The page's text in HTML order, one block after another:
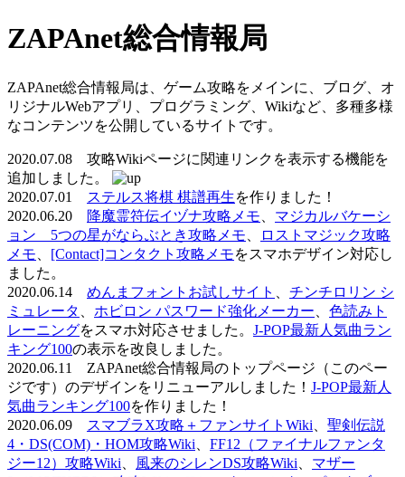
ZAPAnet総合情報局
ZAPAnet総合情報局は、ゲーム攻略をメインに、ブログ、オ
リジナルWebアプリ、プログラミング、Wikiなど、多種多様
なコンテンツを公開しているサイトです。
2020.07.08 攻略Wikiページに関連リンクを表示する機能を
追加しました。
2020.07.01
ステルス将棋 棋譜再生を作りました！
2020.06.20
降魔霊符伝イヅナ攻略メモ
マジカルバケーシ
ョン 5つの星がならぶとき攻略メモ
ロストマジック攻略
メモ
[Contact]コンタクト攻略メモをスマホデザイン対応し
ました。
2020.06.14 めんまフォントお試しサイト
チンチロリン シ
ミュレータ
ホビロン パスワード強化メーカー
色読みト
レーニングをスマホ対応させました。 J-POP最新人気曲ラン
キング100の表示を改良しました。
2020.06.11 ZAPAnet総合情報局のトップページ（このペー
ジです）のデザインをリニューアルしました！ J-POP最新人
気曲ランキング100を作りました！
2020.06.09
スマブラX攻略＋ファンサイトWiki
聖剣伝説
4・DS(COM)・HOM攻略Wiki
FF12（ファイナルファンタ
ジー12）攻略Wiki
風来のシレンDS攻略Wiki
マザー